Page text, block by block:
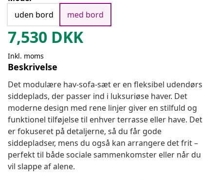
uden bord
med bord
7,530 DKK
Inkl. moms
Beskrivelse
Det modulære hav-sofa-sæt er en fleksibel udendørs
siddeplads, der passer ind i luksuriøse haver. Det
moderne design med rene linjer giver en stilfuld og
funktionel tilføjelse til enhver terrasse eller have. Det
er fokuseret på detaljerne, så du får gode
siddepladser, mens du også kan arrangere det frit –
perfekt til både sociale sammenkomster eller når du
vil slappe af alene.